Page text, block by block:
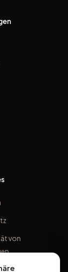
von